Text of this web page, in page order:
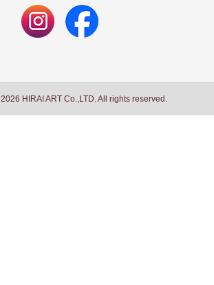
2026 HIRAI ART Co.,LTD. All rights reserved.